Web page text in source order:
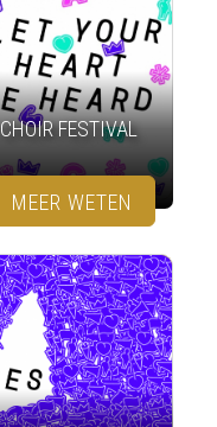
FESTIVAL
MEER WETEN